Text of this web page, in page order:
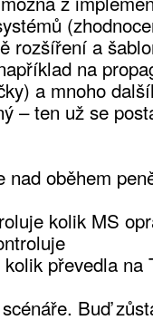
rozšíření a
na
a mnoho
– ten už se
oběhem
kolik MS
převedla na
Buď